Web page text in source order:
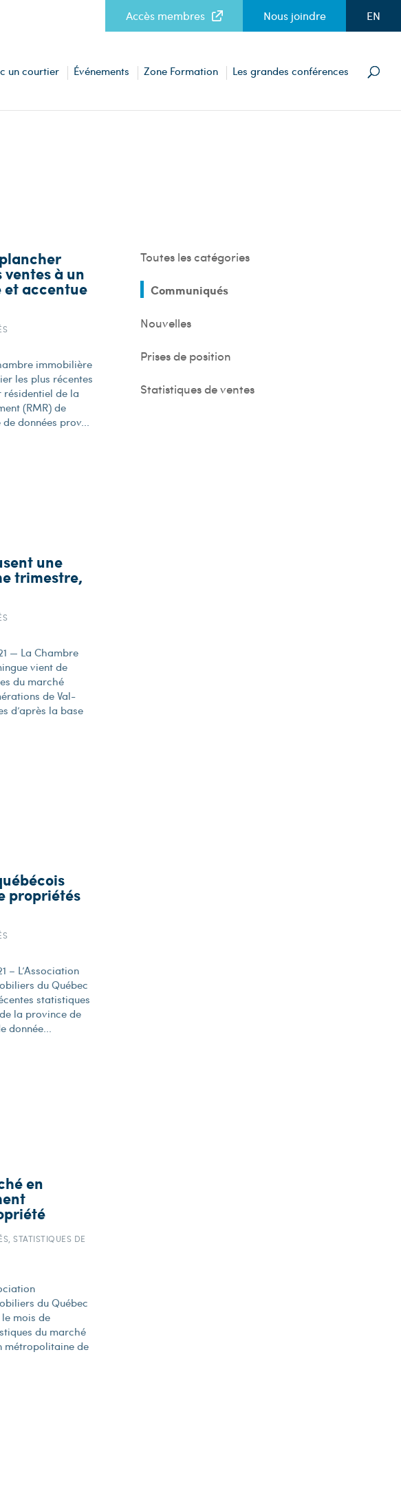
Accès membres Nous joindre EN
un courtier Événements Zone Formation Les grandes conférences
Toutes les catégories
Communiqués
Nouvelles
Prises de position
Statistiques de ventes
à un
et accentue
immobilière
les plus récentes
de la
(RMR) de
données prov...
une
trimestre,
— La Chambre
vient de
du marché
de Val-
d’après la base
propriétés
– L’Association
du Québec
statistiques
la province de
donnée...
en
STATISTIQUES DE
du Québec
mois de
du marché
métropolitaine de